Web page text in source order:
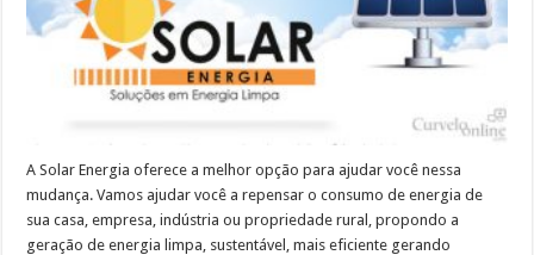
A Solar Energia oferece a melhor opção para ajudar você nessa
mudança. Vamos ajudar você a repensar o consumo de energia de
sua casa, empresa, indústria ou propriedade rural, propondo a
geração de energia limpa, sustentável, mais eficiente gerando